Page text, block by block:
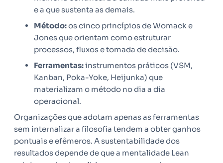
e a que sustenta as demais.
Método:os cinco princípios de Womack e
Jones que orientam como estruturar
processos, fluxos e tomada de decisão.
Ferramentas:instrumentos práticos (VSM,
Kanban, Poka-Yoke, Heijunka) que
materializam o método no dia a dia
operacional.
Organizações que adotam apenas as ferramentas
sem internalizar a filosofia tendem a obter ganhos
pontuais e efêmeros. A sustentabilidade dos
resultados depende de que a mentalidade Lean